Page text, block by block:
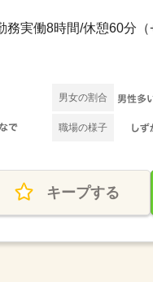
男女の割合
職場の様子
キープする